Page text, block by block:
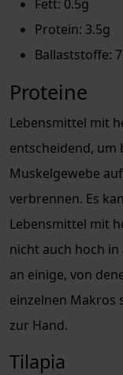
Fett: 0.5g
Protein: 3.5g
Ballaststoffe:
Proteine
Lebensmittel mit
entscheidend, um
Muskelgewebe
verbrennen. Es
Lebensmittel mit
nicht auch hoch
an einige, von
einzelnen Makros
zur Hand.
Tilapia